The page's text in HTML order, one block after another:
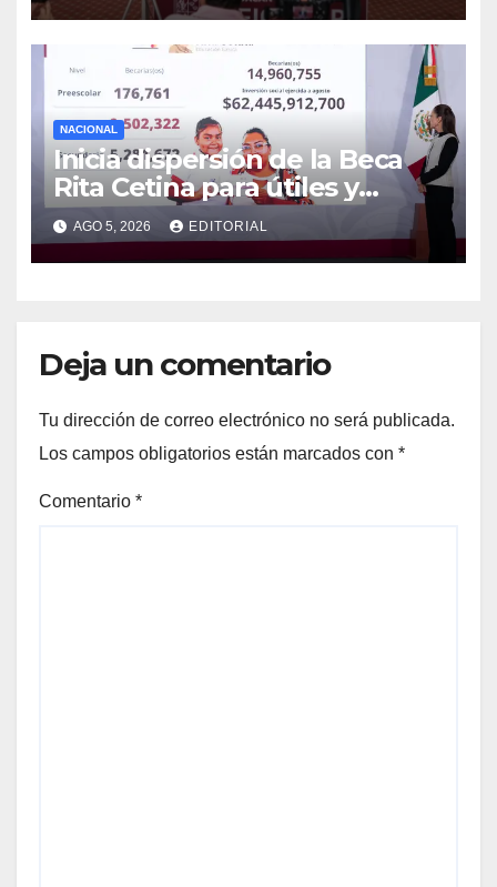
NACIONAL
Inicia dispersión de la Beca
Rita Cetina para útiles y
uniformes escolares en
primaria: presidenta Claudia
Sheinbaum
AGO 5, 2026 EDITORIAL
Deja un comentario
Tu dirección de correo electrónico no será publicada.
Los campos obligatorios están marcados con *
Comentario *